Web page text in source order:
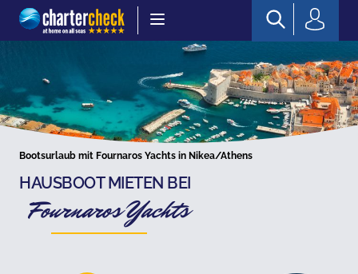
Chartercheck
Bootsurlaub mit Fournaros Yachts in Nikea/Athens
HAUSBOOT MIETEN BEI
Fournaros Yachts